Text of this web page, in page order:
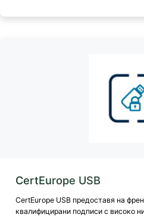
CertEurope USB
CertEurope USB предоставя на
квалифицирани подписи с високо